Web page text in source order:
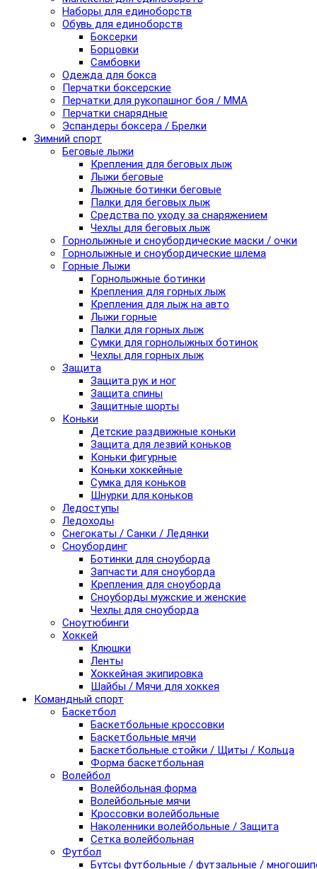
Наборы для единоборств
Обувь для единоборств
Боксерки
Борцовки
Самбовки
Одежда для бокса
Перчатки боксерские
Перчатки для рукопашног боя / ММА
Перчатки снарядные
Эспандеры боксера / Брелки
Зимний спорт
Беговые лыжи
Крепления для беговых лыж
Лыжи беговые
Лыжные ботинки беговые
Палки для беговых лыж
Средства по уходу за снаряжением
Чехлы для беговых лыж
Горнолыжные и сноубордические маски / очки
Горнолыжные и сноубордические шлема
Горные Лыжи
Горнолыжные ботинки
Крепления для горных лыж
Крепления для лыж на авто
Лыжи горные
Палки для горных лыж
Сумки для горнолыжных ботинок
Чехлы для горных лыж
Защита
Защита рук и ног
Защита спины
Защитные шорты
Коньки
Детские раздвижные коньки
Защита для лезвий коньков
Коньки фигурные
Коньки хоккейные
Сумка для коньков
Шнурки для коньков
Ледоступы
Ледоходы
Снегокаты / Санки / Ледянки
Сноубординг
Ботинки для сноуборда
Запчасти для сноуборда
Крепления для сноуборда
Сноуборды мужские и женские
Чехлы для сноуборда
Сноутюбинги
Хоккей
Клюшки
Ленты
Хоккейная экипировка
Шайбы / Мячи для хоккея
Командный спорт
Баскетбол
Баскетбольные кроссовки
Баскетбольные мячи
Баскетбольные стойки / Щиты / Кольца
Форма баскетбольная
Волейбол
Волейбольная форма
Волейбольные мячи
Кроссовки волейбольные
Наколенники волейбольные / Защита
Сетка волейбольная
Футбол
Бутсы футбольные / футзальные /